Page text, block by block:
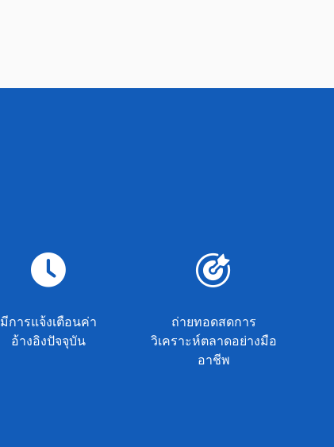
มีการแจ้งเตือนค่า
อ้างอิงปัจจุบัน
ถ่ายทอดสดการ
วิเคราะห์ตลาดอย่างมือ
อาชีพ